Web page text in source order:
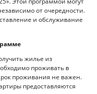
от очередности.
и обслуживание
жилье из
проживать в
проживания не важен.
предоставляются